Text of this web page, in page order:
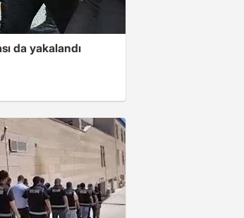
da yakalandı